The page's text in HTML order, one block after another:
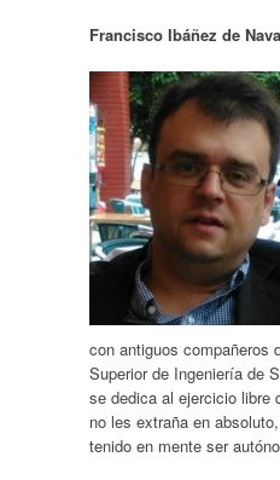
Francisco Ibáñez de
con antiguos compañeros
Superior de Ingeniería de
se dedica al ejercicio libre
no les extraña en
tenido en mente ser